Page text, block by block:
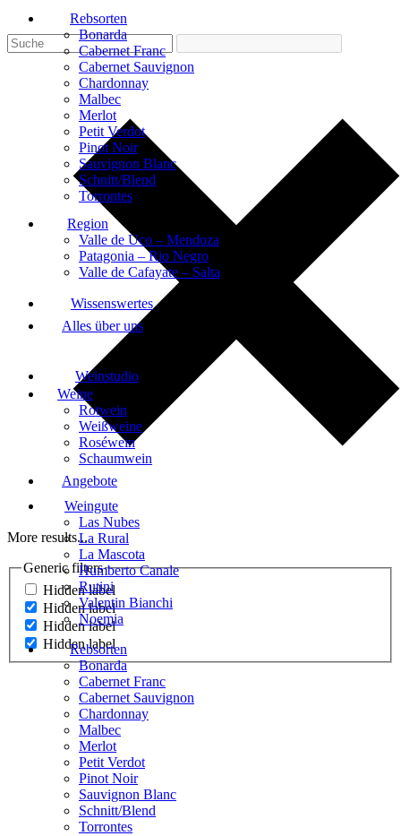
More results...
Generic filters
Hidden label
Hidden label
Hidden label
Hidden label
Rebsorten
Bonarda
Cabernet Franc
Cabernet Sauvignon
Chardonnay
Malbec
Merlot
Petit Verdot
Pinot Noir
Sauvignon Blanc
Schnitt/Blend
Torrontes
Region
Valle de Uco – Mendoza
Patagonia – Rio Negro
Valle de Cafayate – Salta
Wissenswertes
Alles über uns
Weinstudio
Weine
Rotwein
Weißweine
Roséwein
Schaumwein
Angebote
Weingute
Las Nubes
La Rural
La Mascota
Humberto Canale
Rutini
Valentin Bianchi
Noemia
Rebsorten
Bonarda
Cabernet Franc
Cabernet Sauvignon
Chardonnay
Malbec
Merlot
Petit Verdot
Pinot Noir
Sauvignon Blanc
Schnitt/Blend
Torrontes